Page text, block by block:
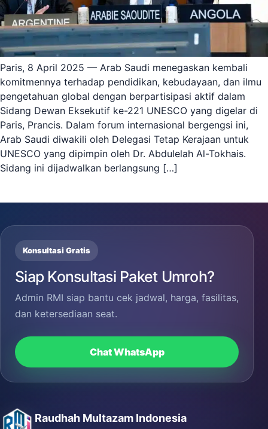
Paris, 8 April 2025 — Arab Saudi menegaskan kembali
komitmennya terhadap pendidikan, kebudayaan, dan ilmu
pengetahuan global dengan berpartisipasi aktif dalam
Sidang Dewan Eksekutif ke-221 UNESCO yang digelar di
Paris, Prancis. Dalam forum internasional bergengsi ini,
Arab Saudi diwakili oleh Delegasi Tetap Kerajaan untuk
UNESCO yang dipimpin oleh Dr. Abdulelah Al-Tokhais.
Sidang ini dijadwalkan berlangsung […]
Konsultasi Gratis
Siap Konsultasi Paket Umroh?
Admin RMI siap bantu cek jadwal, harga, fasilitas,
dan ketersediaan seat.
Chat WhatsApp
Raudhah Multazam Indonesia